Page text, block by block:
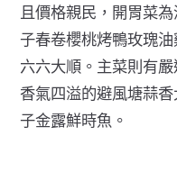
且價格親民，開胃菜
子春卷櫻桃烤鴨玫瑰
六六大順。主菜則有
香氣四溢的避風塘蒜
子金露鮮時魚。